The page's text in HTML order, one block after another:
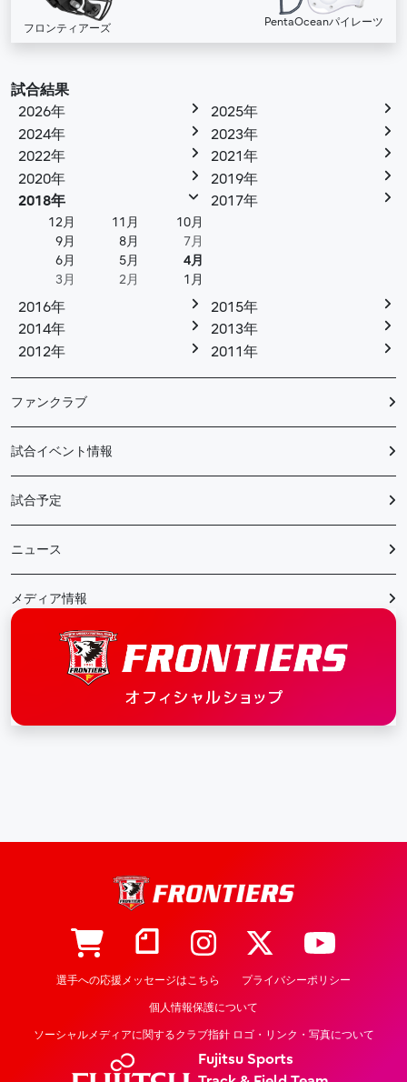
フロンティアーズ
PentaOceanパイレーツ
試合結果
2026年
2025年
2024年
2023年
2022年
2021年
2020年
2019年
2018年
12月 11月
10月
9月
8月
7月
6月
5月
4月
3月
2月 1月
2017年
2016年
2015年
2014年
2013年
2012年
2011年
ファンクラブ
試合イベント情報
試合予定
ニュース
メディア情報
選手への応援メッセージはこちら プライバシーポリシー
個人情報保護について
ソーシャルメディアに関するクラブ指針 ロゴ・リンク・写真について
Fujitsu Sports